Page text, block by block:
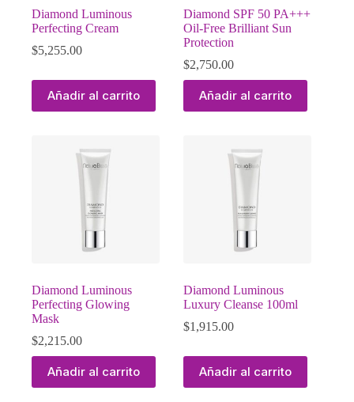
Diamond Luminous
Perfecting Cream
$5,255.00
Añadir al carrito
Diamond SPF 50 PA+++
Oil-Free Brilliant Sun
Protection
$2,750.00
Añadir al carrito
Diamond Luminous
Perfecting Glowing
Mask
$2,215.00
Añadir al carrito
Diamond Luminous
Luxury Cleanse 100ml
$1,915.00
Añadir al carrito